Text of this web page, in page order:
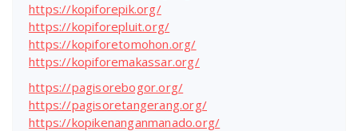
https://kopiforepik.org/
https://kopiforepluit.org/
https://kopiforetomohon.org/
https://kopiforemakassar.org/
https://pagisorebogor.org/
https://pagisoretangerang.org/
https://kopikenanganmanado.org/